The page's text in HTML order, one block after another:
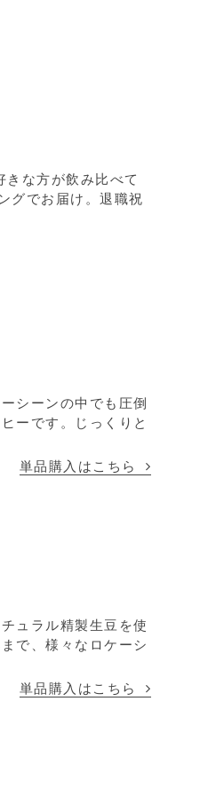
な方が飲み比べて
グでお届け。退職祝
シーンの中でも圧倒
ーです。じっくりと
単品購入はこちら
ュラル精製生豆を使
で、様々なロケーシ
単品購入はこちら